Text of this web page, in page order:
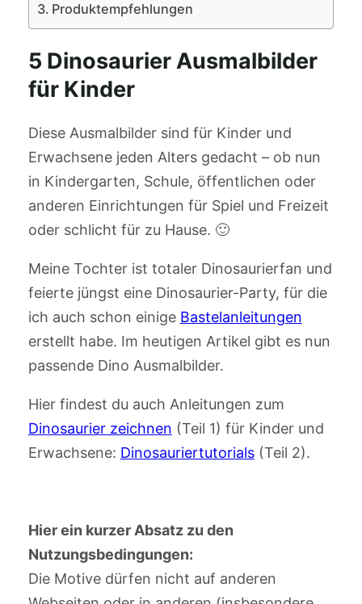
Produktempfehlungen
5 Dinosaurier Ausmalbilder
für Kinder
Diese Ausmalbilder sind für Kinder und
Erwachsene jeden Alters gedacht – ob nun
in Kindergarten, Schule, öffentlichen oder
anderen Einrichtungen für Spiel und Freizeit
oder schlicht für zu Hause. 🙂
Meine Tochter ist totaler Dinosaurierfan und
feierte jüngst eine Dinosaurier-Party, für die
ich auch schon einige Bastelanleitungen
erstellt habe. Im heutigen Artikel gibt es nun
passende Dino Ausmalbilder.
Hier findest du auch Anleitungen zum
Dinosaurier zeichnen (Teil 1) für Kinder und
Erwachsene: Dinosauriertutorials(Teil 2).
Hier ein kurzer Absatz zu den
Nutzungsbedingungen:
Die Motive dürfen nicht auf anderen